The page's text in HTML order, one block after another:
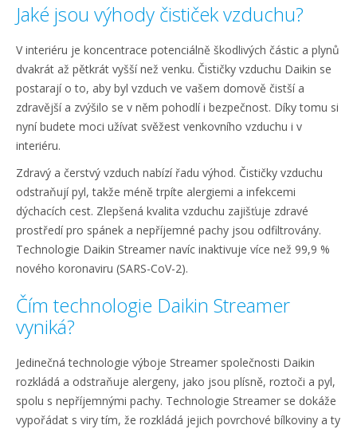
Jaké jsou výhody čističek vzduchu?
V interiéru je koncentrace potenciálně škodlivých částic a plynů
dvakrát až pětkrát vyšší než venku. Čističky vzduchu Daikin se
postarají o to, aby byl vzduch ve vašem domově čistší a
zdravější a zvýšilo se v něm pohodlí i bezpečnost. Díky tomu si
nyní budete moci užívat svěžest venkovního vzduchu i v
interiéru.
Zdravý a čerstvý vzduch nabízí řadu výhod. Čističky vzduchu
odstraňují pyl, takže méně trpíte alergiemi a infekcemi
dýchacích cest. Zlepšená kvalita vzduchu zajišťuje zdravé
prostředí pro spánek a nepříjemné pachy jsou odfiltrovány.
Technologie Daikin Streamer navíc inaktivuje více než 99,9 %
nového koronaviru (SARS-CoV-2).
Čím technologie Daikin Streamer
vyniká?
Jedinečná technologie výboje Streamer společnosti Daikin
rozkládá a odstraňuje alergeny, jako jsou plísně, roztoči a pyl,
spolu s nepříjemnými pachy. Technologie Streamer se dokáže
vypořádat s viry tím, že rozkládá jejich povrchové bílkoviny a ty